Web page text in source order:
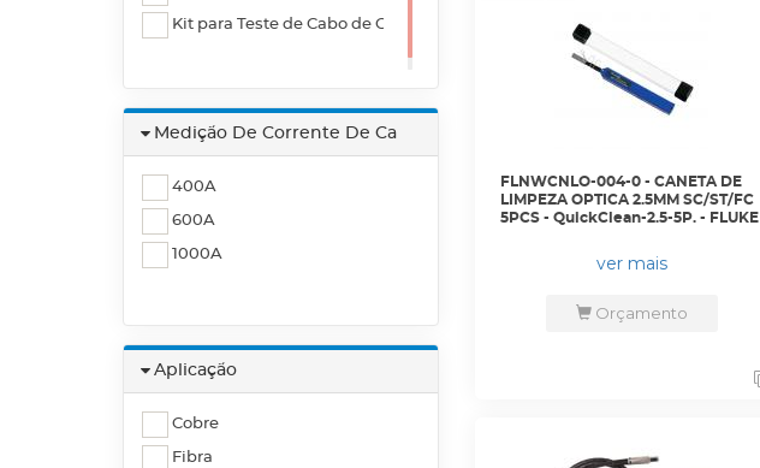
Kit para Teste de Cabo de Cobre e Fibra
Medição De Corrente De Ca
400A
600A
1000A
Aplicação
Cobre
Fibra
FLNWCNLO-004-0 - CANETA DE
LIMPEZA OPTICA 2.5MM SC/ST/FC
5PCS - QuickClean-2.5-5P. - FLUKE
ver mais
Orçamento